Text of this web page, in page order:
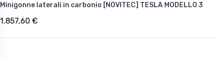
Minigonne laterali in carbonio [NOVITEC] TESLA MODELLO 3
1.857,60 €